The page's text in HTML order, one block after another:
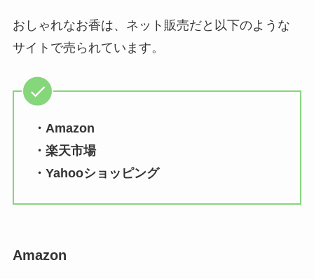
おしゃれなお香は、ネット販売だと以下のような
サイトで売られています。
・Amazon
・楽天市場
・Yahooショッピング
Amazon